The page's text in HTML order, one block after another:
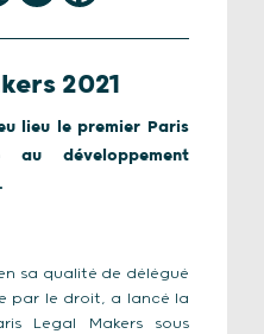
2021
lieu le premier Paris
développement
sa qualité de délégué
par le droit, a lancé la
Legal Makers sous